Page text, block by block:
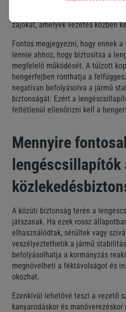
erők felvétele, biztonságos
zajokat, amelyek vezetés közben
Fontos megjegyezni, hogy ennek
lennie ahhoz, hogy biztosítsa a
megfelelő működését. A túlzott
hengerfejben ronthatja a
negatívan befolyásolva a jármű
biztonságát. Ezért a
feltétlenül ellenőrizni kell a
Mennyire
lengéscsillapítók
A közúti biztonság terén a
játszanak. Ha ezek rossz
elhasználódtak, sérültek vagy
veszélyeztethetik a jármű
befolyásolhatja a kormányzás
megnövelheti a féktávolságot és
okozhat.
Ezenkívül lehetővé teszi a vezető
kanyarodáskor és